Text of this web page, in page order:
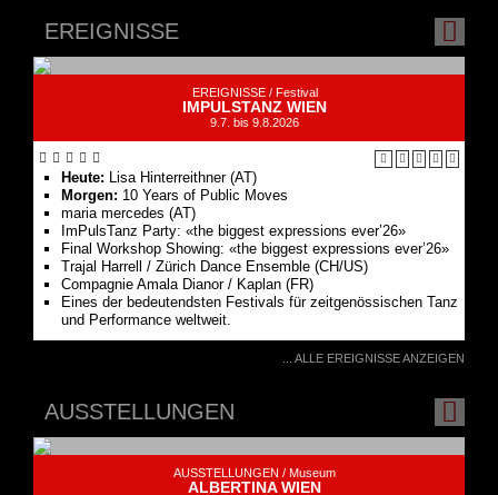
Lisa Hinterreithner (AT)
10 Years of Public Moves
maria mercedes (AT)
ImPulsTanz Party: «the biggest expressions ever’26»
Final Workshop Showing: «the biggest expressions ever’26»
Trajal Harrell / Zürich Dance Ensemble (CH/US)
Compagnie Amala Dianor / Kaplan (FR)
Eines der bedeutendsten Festivals für zeitgenössischen Tanz
und Performance weltweit.
... ALLE EREIGNISSE ANZEIGEN
AUSSTELLUNGEN
AUSSTELLUNGEN /
ALBERTINA WIEN